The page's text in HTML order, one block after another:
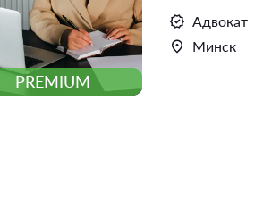
PREMIUM
Адвокат
Минск